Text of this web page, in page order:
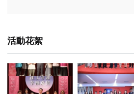
活動花絮